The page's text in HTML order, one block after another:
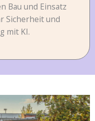
Bau und Einsatz
Sicherheit und
mit KI.